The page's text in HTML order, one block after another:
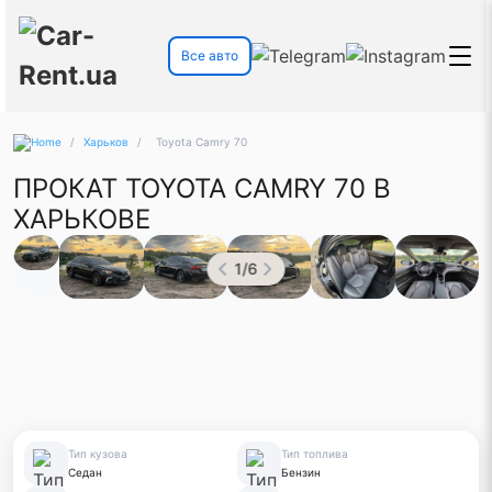
Все авто
/ Харьков / Toyota Camry 70
ПРОКАТ TOYOTA CAMRY 70 В
ХАРЬКОВЕ
1/6
Тип кузова
Седан
Тип топлива
Бензин